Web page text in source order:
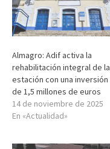
Almagro: Adif activa la
rehabilitación integral de la
estación con una inversión
de 1,5 millones de euros
14 de noviembre de 2025
En «Actualidad»